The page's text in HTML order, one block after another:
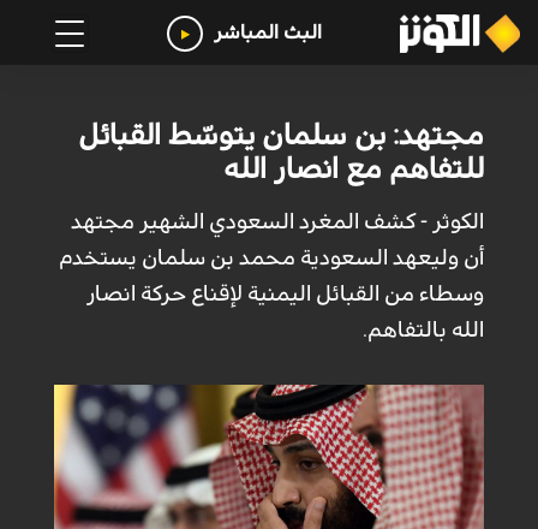
البث المباشر
مجتهد: بن سلمان يتوسّط القبائل
للتفاهم مع انصار الله
الكوثر - كشف المغرد السعودي الشهير مجتهد
أن وليعهد السعودية محمد بن سلمان يستخدم
وسطاء من القبائل اليمنية لإقناع حركة انصار
الله بالتفاهم.